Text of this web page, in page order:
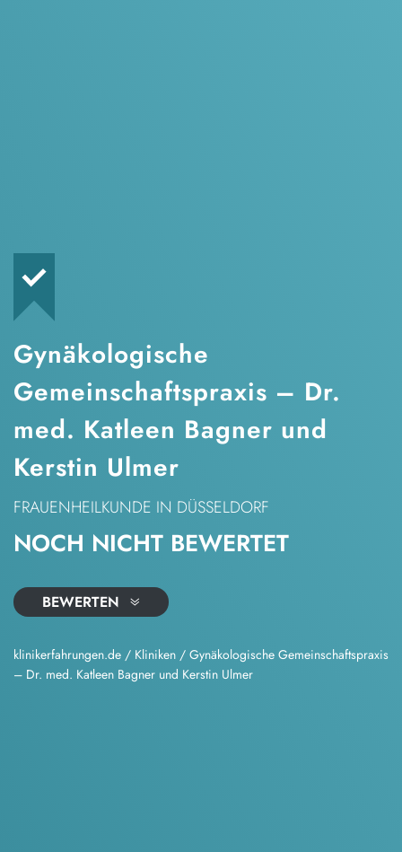
Gynäkologische
Gemeinschaftspraxis – Dr.
med. Katleen Bagner und
Kerstin Ulmer
FRAUENHEILKUNDE IN DÜSSELDORF
NOCH NICHT BEWERTET
BEWERTEN
klinikerfahrungen.de / Kliniken / Gynäkologische Gemeinschaftspraxis
– Dr. med. Katleen Bagner und Kerstin Ulmer